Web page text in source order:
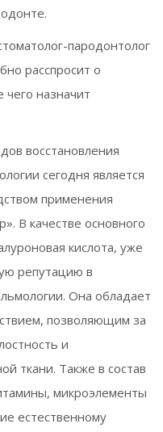
пародонтолог
расспросит о
чего назначит
восстановления
сегодня является
применения
В качестве основного
кислота, уже
репутацию в
Она обладает
позволяющим за
и
ткани. Также в состав
микроэлементы
естественному